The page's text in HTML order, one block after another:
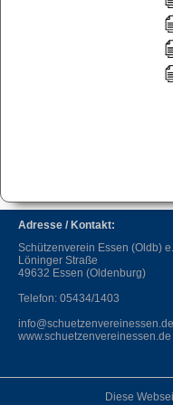
Adresse / Kontakt:
Schützenverein Essen (Oldb)
Löninger Straße
49632 Essen (Oldenburg)
Telefon: 05434/1403
info@schuetzenvereinessen.de
www.schuetzenvereinessen.de
Diese